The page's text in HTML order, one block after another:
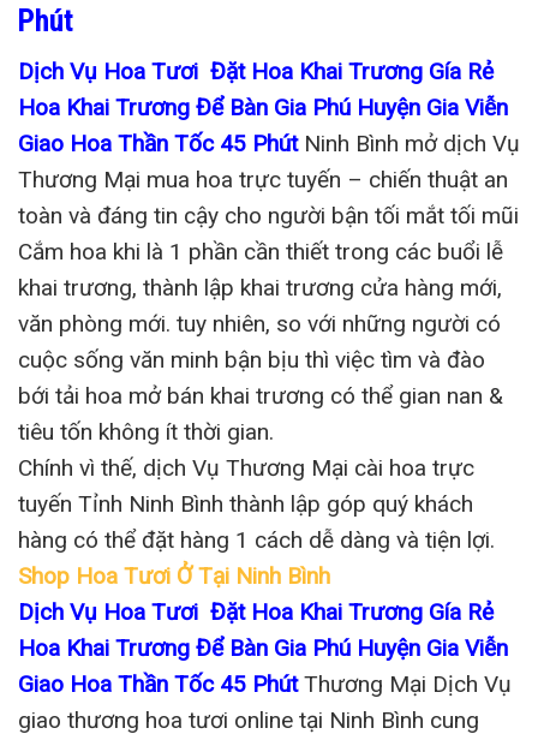
Phút
Dịch Vụ Hoa Tươi Đặt Hoa Khai Trương Gía Rẻ
Hoa Khai Trương Để Bàn Gia Phú Huyện Gia Viễn
Giao Hoa Thần Tốc 45 PhútNinh Bình mở dịch Vụ
Thương Mại mua hoa trực tuyến – chiến thuật an
toàn và đáng tin cậy cho người bận tối mắt tối mũi
Cắm hoa khi là 1 phần cần thiết trong các buổi lễ
khai trương, thành lập khai trương cửa hàng mới,
văn phòng mới. tuy nhiên, so với những người có
cuộc sống văn minh bận bịu thì việc tìm và đào
bới tải hoa mở bán khai trương có thể gian nan &
tiêu tốn không ít thời gian.
Chính vì thế, dịch Vụ Thương Mại cài hoa trực
tuyến Tỉnh Ninh Bình thành lập góp quý khách
hàng có thể đặt hàng 1 cách dễ dàng và tiện lợi.
Shop Hoa Tươi Ở Tại Ninh Bình
Dịch Vụ Hoa Tươi Đặt Hoa Khai Trương Gía Rẻ
Hoa Khai Trương Để Bàn Gia Phú Huyện Gia Viễn
Giao Hoa Thần Tốc 45 PhútThương Mại Dịch Vụ
giao thương hoa tươi online tại Ninh Bình cung